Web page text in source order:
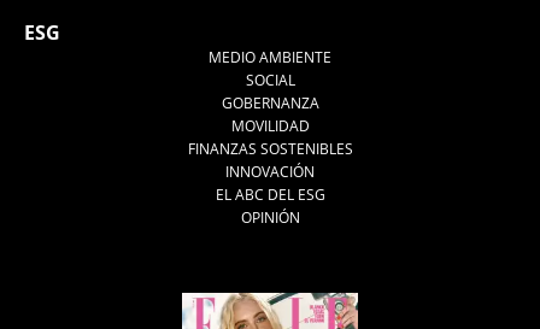
ESG
MEDIO AMBIENTE
SOCIAL
GOBERNANZA
MOVILIDAD
FINANZAS SOSTENIBLES
INNOVACIÓN
EL ABC DEL ESG
OPINIÓN